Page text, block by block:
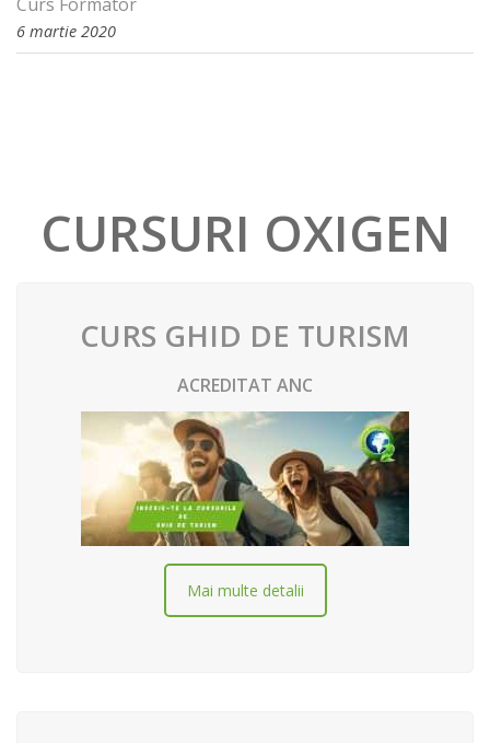
6 martie 2020
CURSURI OXIGEN
CURS GHID DE TURISM
ACREDITAT ANC
Mai multe detalii